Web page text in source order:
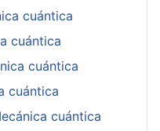
cuántica
cuántica
cuántica
cuántica
cuántica